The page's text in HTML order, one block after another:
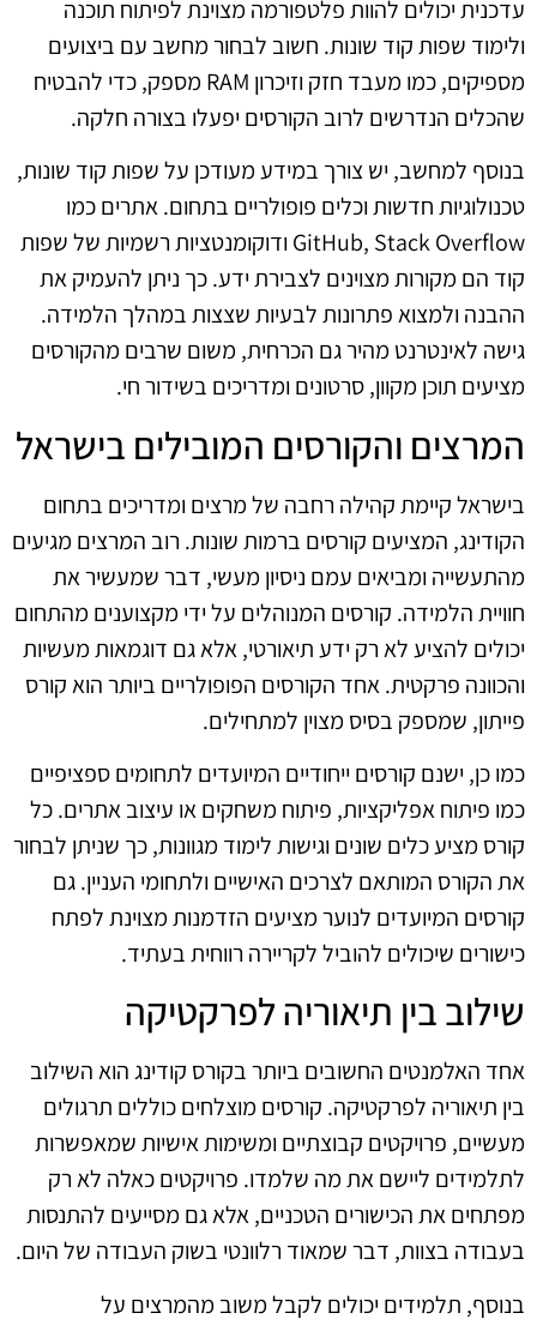
עדכנית יכולים להוות פלטפורמה מצוינת לפיתוח תוכנה
ולימוד שפות קוד שונות. חשוב לבחור מחשב עם ביצועים
מספיקים, כמו מעבד חזק וזיכרון RAM מספק, כדי להבטיח
שהכלים הנדרשים לרוב הקורסים יפעלו בצורה חלקה.
בנוסף למחשב, יש צורך במידע מעודכן על שפות קוד שונות,
טכנולוגיות חדשות וכלים פופולריים בתחום. אתרים כמו
GitHub, Stack Overflow ודוקומנטציות רשמיות של שפות
קוד הם מקורות מצוינים לצבירת ידע. כך ניתן להעמיק את
ההבנה ולמצוא פתרונות לבעיות שצצות במהלך הלמידה.
גישה לאינטרנט מהיר גם הכרחית, משום שרבים מהקורסים
מציעים תוכן מקוון, סרטונים ומדריכים בשידור חי.
המרצים והקורסים המובילים בישראל
בישראל קיימת קהילה רחבה של מרצים ומדריכים בתחום
הקודינג, המציעים קורסים ברמות שונות. רוב המרצים מגיעים
מהתעשייה ומביאים עמם ניסיון מעשי, דבר שמעשיר את
חוויית הלמידה. קורסים המנוהלים על ידי מקצוענים מהתחום
יכולים להציע לא רק ידע תיאורטי, אלא גם דוגמאות מעשיות
והכוונה פרקטית. אחד הקורסים הפופולריים ביותר הוא קורס
פייתון, שמספק בסיס מצוין למתחילים.
כמו כן, ישנם קורסים ייחודיים המיועדים לתחומים ספציפיים
כמו פיתוח אפליקציות, פיתוח משחקים או עיצוב אתרים. כל
קורס מציע כלים שונים וגישות לימוד מגוונות, כך שניתן לבחור
את הקורס המותאם לצרכים האישיים ולתחומי העניין. גם
קורסים המיועדים לנוער מציעים הזדמנות מצוינת לפתח
כישורים שיכולים להוביל לקריירה רווחית בעתיד.
שילוב בין תיאוריה לפרקטיקה
אחד האלמנטים החשובים ביותר בקורס קודינג הוא השילוב
בין תיאוריה לפרקטיקה. קורסים מוצלחים כוללים תרגולים
מעשיים, פרויקטים קבוצתיים ומשימות אישיות שמאפשרות
לתלמידים ליישם את מה שלמדו. פרויקטים כאלה לא רק
מפתחים את הכישורים הטכניים, אלא גם מסייעים להתנסות
בעבודה בצוות, דבר שמאוד רלוונטי בשוק העבודה של היום.
בנוסף, תלמידים יכולים לקבל משוב מהמרצים על